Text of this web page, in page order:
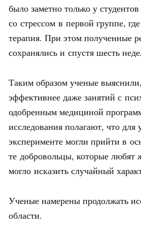
было заметно только у студентов
со стрессом в первой группе,
терапия. При этом полученные
сохранялись и спустя шесть
Таким образом ученые
эффективнее даже занятий с
одобренным медициной
исследования полагают, что для
эксперименте могли прийти в
те добровольцы, которые любят
могло исказить случайный
Ученые намерены продолжать
области.